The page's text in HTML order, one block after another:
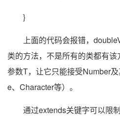
}
上面的代码会报错，
类的方法，不是所有的类都有
参数T，让它只能接受Number
e、Character等）。
通过extends关键字可以限